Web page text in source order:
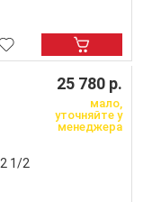
2 1/2
25 780 р.
мало,
уточняйте у
менеджера